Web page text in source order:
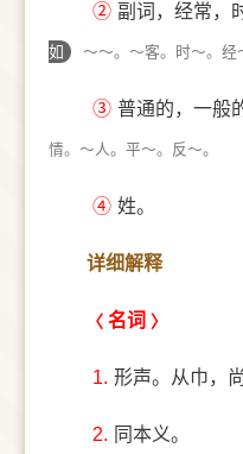
② 副词，经常，
如 ～～。～客。时～。经
③ 普通的，一般
情。～人。平～。反～。
④ 姓。
详细解释
名词
1. 形声。从巾，
2. 同本义。